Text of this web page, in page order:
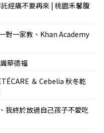
經痛不要再來 | 桃園禾馨腹
對一家教、Khan Academy
華德福
＆ Cebelia 秋冬乾
我終於放過自己孩子不愛吃